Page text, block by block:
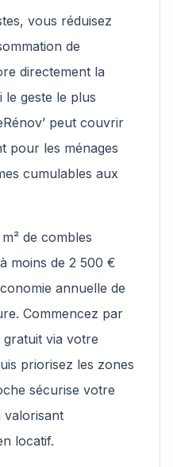
vous réduisez
de
directement la
le geste le plus
peut couvrir
pour les ménages
cumulables aux
de combles
moins de 2 500 €
annuelle de
Commencez par
gratuit via votre
priorisez les zones
sécurise votre
valorisant
locatif.